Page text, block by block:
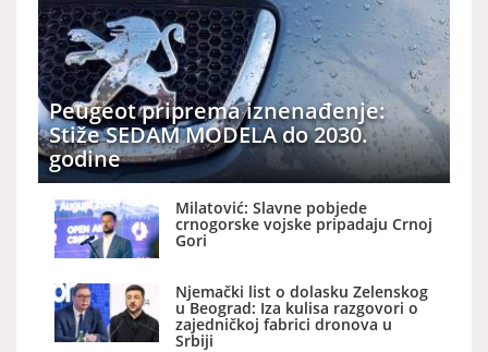
Peugeot priprema iznenađenje:
Stiže SEDAM MODELA do 2030.
godine
Milatović: Slavne pobjede
crnogorske vojske pripadaju Crnoj
Gori
Njemački list o dolasku Zelenskog
u Beograd: Iza kulisa razgovori o
zajedničkoj fabrici dronova u
Srbiji